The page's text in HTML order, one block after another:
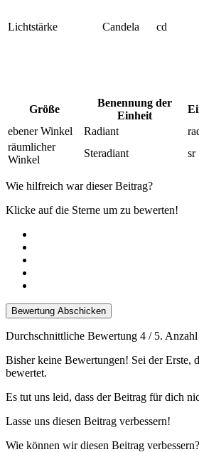
Lichtstärke Candela cd
Größe
Benennung der
Einheit
ebener Winkel
Radiant
räumlicher
Winkel
Steradiant sr
Wie hilfreich war dieser Beitrag?
Klicke auf die Sterne um zu bewerten!
Bewertung Abschicken
Durchschnittliche Bewertung 4 / 5.
Bisher keine Bewertungen! Sei der Erste,
bewertet.
Es tut uns leid, dass der Beitrag für dich
Lasse uns diesen Beitrag verbessern!
Wie können wir diesen Beitrag verbessern?